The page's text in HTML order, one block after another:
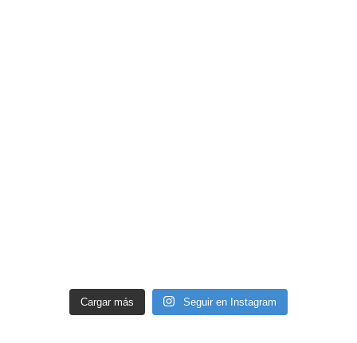
Cargar más Seguir en Instagram